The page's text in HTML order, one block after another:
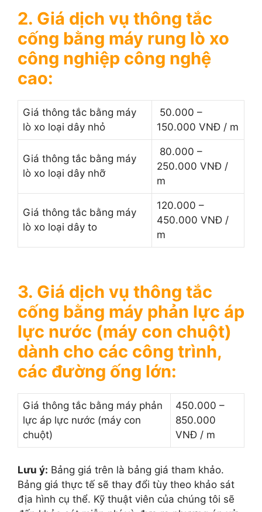
2. Giá dịch vụ thông tắc
cống bằng máy rung lò xo
công nghiệp công nghệ
cao:
Giá thông tắc bằng máy
lò xo loại dây nhỏ
50.000 –
150.000 VNĐ / m
Giá thông tắc bằng máy
lò xo loại dây nhỡ
80.000 –
250.000 VNĐ /
m
Giá thông tắc bằng máy
lò xo loại dây to
120.000 –
450.000 VNĐ /
m
3. Giá dịch vụ thông tắc
cống bằng máy phản lực áp
lực nước (máy con chuột)
dành cho các công trình,
các đường ống lớn:
Giá thông tắc bằng máy phản
lực áp lực nước (máy con
chuột)
450.000 –
850.000
VNĐ / m
Lưu ý: Bảng giá trên là bảng giá tham khảo.
Bảng giá thực tế sẽ thay đổi tùy theo khảo sát
địa hình cụ thể. Kỹ thuật viên của chúng tôi sẽ